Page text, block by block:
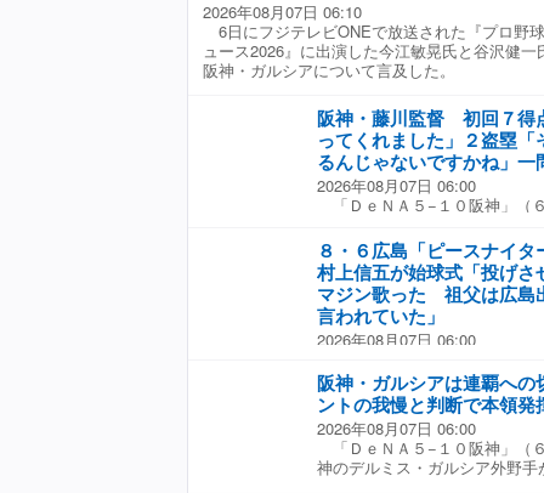
な、思い切りの良いスイング
というと、チームのために右
ていく、基本をやろうとする
れる時がある」と話すと、今
った中でも、ここぞというと
る。こうなると、明日以降の
ームとしても、かなり大きい
☆協力：フジテレビONE『プ
2026年08月07日 06:10
6日にフジテレビONEで放送された『プロ野
ュース2026』に出演した今江敏晃氏と谷沢健一
阪神・ガルシアについて言及した。
阪神・藤川監督 初回７得
ってくれました」２盗塁
るんじゃないですかね」一
2026年08月07日 06:00
「ＤｅＮＡ５−１０阪神」
制、大山悠輔の適時二塁打、
続の３ランで７得点。七回に
打を放つなど大勝。先発の大
４勝目を挙げた。単独首位を
一答は以下の通り。 ◇ ◇
ビドから初回の猛攻。 「止ま
しい中での登板。 「全体とし
た。締めながら見てはいまし
行きそうになるゲームの展開
なでよく、その辺りを防いで
代打・高寺で追加点も大きか
れたと思います。もちろん最
８・６広島「ピースナイ
村上信五が始球式「投げさ
マジン歌った 祖父は広島
言われていた」
2026年08月07日 06:00
から８１年を迎え、広島−巨人
恒久平和を願う「ピースナイ
６日に行われるのは３年ぶり
で、人気アイドルグループ「
ンバー、村上信五（４４）が
ジョン・レノン作詞作曲の「
阪神・ガルシアは連覇へ
ントの我慢と判断で本領発
2026年08月07日 06:00
「ＤｅＮＡ５−１０阪神」
神のデルミス・ガルシア外野